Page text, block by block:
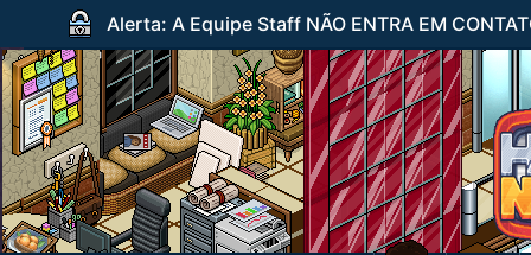
Alerta: A Equipe Staff NÃO ENTRA EM